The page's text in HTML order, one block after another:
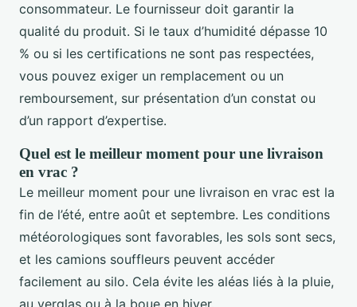
consommateur. Le fournisseur doit garantir la
qualité du produit. Si le taux d’humidité dépasse 10
% ou si les certifications ne sont pas respectées,
vous pouvez exiger un remplacement ou un
remboursement, sur présentation d’un constat ou
d’un rapport d’expertise.
Quel est le meilleur moment pour une livraison
en vrac ?
Le meilleur moment pour une livraison en vrac est la
fin de l’été, entre août et septembre. Les conditions
météorologiques sont favorables, les sols sont secs,
et les camions souffleurs peuvent accéder
facilement au silo. Cela évite les aléas liés à la pluie,